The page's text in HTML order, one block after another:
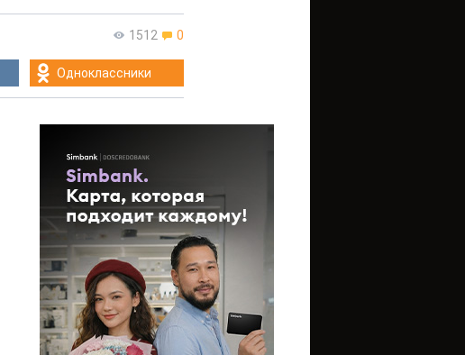
1512 0
Одноклассники